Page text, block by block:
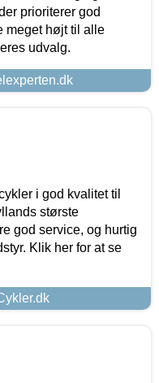
prioriterer god
meget højt til alle
udvalg.
i god kvalitet til
største
god service, og hurtig
Klik her for at se